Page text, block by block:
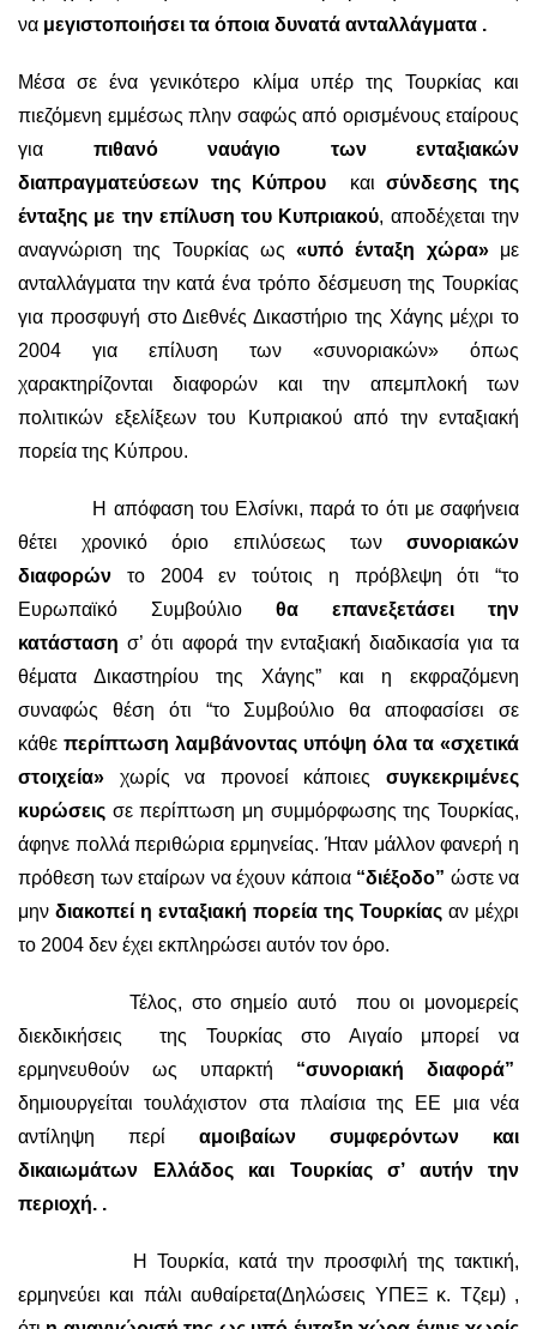
να μεγιστοποιήσει τα όποια δυνατά ανταλλάγματα .
Μέσα σε ένα γενικότερο κλίμα υπέρ της Τουρκίας και
πιεζόμενη εμμέσως πλην σαφώς από ορισμένους εταίρους
για πιθανό ναυάγιο των ενταξιακών
διαπραγματεύσεων της Κύπρου καισύνδεσης της
ένταξης με την επίλυση του Κυπριακού, αποδέχεται την
αναγνώριση της Τουρκίας ως«υπό ένταξη χώρα»με
ανταλλάγματα την κατά ένα τρόπο δέσμευση της Τουρκίας
για προσφυγή στο Διεθνές Δικαστήριο της Χάγης μέχρι το
2004 για επίλυση των «συνοριακών» όπως
χαρακτηρίζονται διαφορών και την απεμπλοκή των
πολιτικών εξελίξεων του Κυπριακού από την ενταξιακή
πορεία της Κύπρου.
Η απόφαση του Ελσίνκι, παρά το ότι με σαφήνεια
θέτει χρονικό όριο επιλύσεως των συνοριακών
διαφορών το 2004 εν τούτοις η πρόβλεψη ότι “το
Ευρωπαϊκό Συμβούλιο θα επανεξετάσει την
κατάσταση σ’ ότι αφορά την ενταξιακή διαδικασία για τα
θέματα Δικαστηρίου της Χάγης” και η εκφραζόμενη
συναφώς θέση ότι “το Συμβούλιο θα αποφασίσει σε
κάθε περίπτωση λαμβάνοντας υπόψη όλα τα «σχετικά
στοιχεία» χωρίς να προνοεί κάποιεςσυγκεκριμένες
κυρώσεις σε περίπτωση μη συμμόρφωσης της Τουρκίας,
άφηνε πολλά περιθώρια ερμηνείας. Ήταν μάλλον φανερή η
πρόθεση των εταίρων να έχουν κάποια “διέξοδο” ώστε να
μην διακοπεί η ενταξιακή πορεία της Τουρκίας αν μέχρι
το 2004 δεν έχει εκπληρώσει αυτόν τον όρο.
Τέλος, στο σημείο αυτό που οι μονομερείς
διεκδικήσεις της Τουρκίας στο Αιγαίο μπορεί να
ερμηνευθούν ως υπαρκτή “συνοριακή διαφορά”
δημιουργείται τουλάχιστον στα πλαίσια της ΕΕ μια νέα
αντίληψη περί αμοιβαίων συμφερόντων και
δικαιωμάτων Ελλάδος και Τουρκίας σ’ αυτήν την
περιοχή. .
Η Τουρκία, κατά την προσφιλή της τακτική,
ερμηνεύει και πάλι αυθαίρετα(Δηλώσεις ΥΠΕΞ κ. Τζεμ) ,